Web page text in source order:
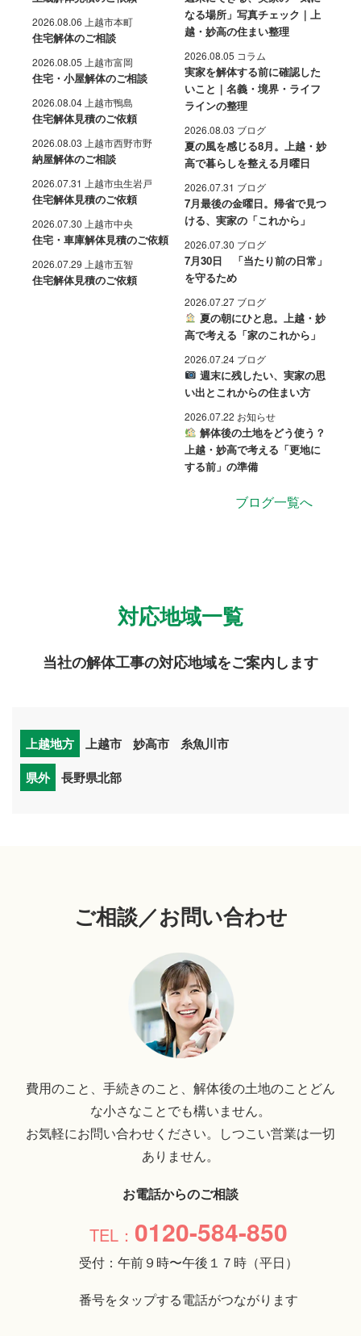
2026.08.06 上越市本町
住宅解体のご相談
2026.08.05 上越市富岡
住宅・小屋解体のご相談
2026.08.04 上越市鴨島
住宅解体見積のご依頼
2026.08.03 上越市西野市野
納屋解体のご相談
2026.07.31 上越市虫生岩戸
住宅解体見積のご依頼
2026.07.30 上越市中央
住宅・車庫解体見積のご依頼
2026.07.29 上越市五智
住宅解体見積のご依頼
なる場所」写真チェック｜上
越・妙高の住まい整理
2026.08.05 コラム
実家を解体する前に確認した
いこと｜名義・境界・ライフ
ラインの整理
2026.08.03 ブログ
夏の風を感じる8月。上越・妙
高で暮らしを整える月曜日
2026.07.31 ブログ
7月最後の金曜日。帰省で見つ
ける、実家の「これから」
2026.07.30 ブログ
7月30日 「当たり前の日常」
を守るため
2026.07.27 ブログ
夏の朝にひと息。上越・妙
高で考える「家のこれから」
2026.07.24 ブログ
週末に残したい、実家の思
い出とこれからの住まい方
2026.07.22 お知らせ
解体後の土地をどう使う？
上越・妙高で考える「更地に
する前」の準備
ブログ一覧へ
対応地域一覧
当社の解体工事の対応地域をご案内します
上越地方 上越市 妙高市
糸魚川市
県外
長野県北部
ご相談／お問い合わせ
費用のこと、手続きのこと、解体後の土地のことどん
な小さなことでも構いません。
お気軽にお問い合わせください。しつこい営業は一切
ありません。
お電話からのご相談
0120-584-850
受付：午前９時〜午後１７時（平日）
番号をタップする電話がつながります